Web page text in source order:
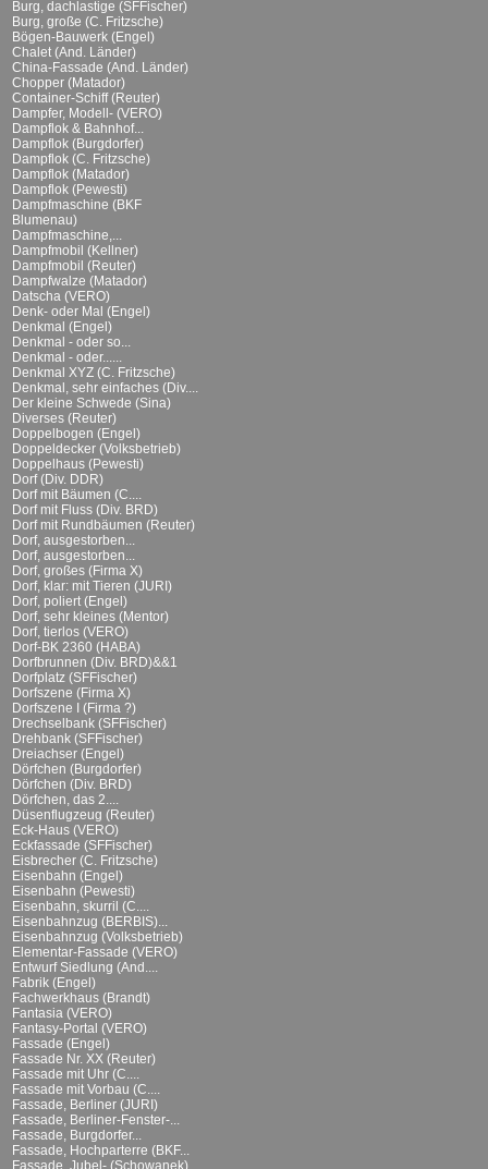
Burg, dachlastige (SFFischer)
Burg, große (C. Fritzsche)
Bögen-Bauwerk (Engel)
Chalet (And. Länder)
China-Fassade (And. Länder)
Chopper (Matador)
Container-Schiff (Reuter)
Dampfer, Modell- (VERO)
Dampflok & Bahnhof...
Dampflok (Burgdorfer)
Dampflok (C. Fritzsche)
Dampflok (Matador)
Dampflok (Pewesti)
Dampfmaschine (BKF
Blumenau)
Dampfmaschine,...
Dampfmobil (Kellner)
Dampfmobil (Reuter)
Dampfwalze (Matador)
Datscha (VERO)
Denk- oder Mal (Engel)
Denkmal (Engel)
Denkmal - oder so...
Denkmal - oder......
Denkmal XYZ (C. Fritzsche)
Denkmal, sehr einfaches (Div....
Der kleine Schwede (Sina)
Diverses (Reuter)
Doppelbogen (Engel)
Doppeldecker (Volksbetrieb)
Doppelhaus (Pewesti)
Dorf (Div. DDR)
Dorf mit Bäumen (C....
Dorf mit Fluss (Div. BRD)
Dorf mit Rundbäumen (Reuter)
Dorf, ausgestorben...
Dorf, ausgestorben...
Dorf, großes (Firma X)
Dorf, klar: mit Tieren (JURI)
Dorf, poliert (Engel)
Dorf, sehr kleines (Mentor)
Dorf, tierlos (VERO)
Dorf-BK 2360 (HABA)
Dorfbrunnen (Div. BRD)&&1
Dorfplatz (SFFischer)
Dorfszene (Firma X)
Dorfszene I (Firma ?)
Drechselbank (SFFischer)
Drehbank (SFFischer)
Dreiachser (Engel)
Dörfchen (Burgdorfer)
Dörfchen (Div. BRD)
Dörfchen, das 2....
Düsenflugzeug (Reuter)
Eck-Haus (VERO)
Eckfassade (SFFischer)
Eisbrecher (C. Fritzsche)
Eisenbahn (Engel)
Eisenbahn (Pewesti)
Eisenbahn, skurril (C....
Eisenbahnzug (BERBIS)...
Eisenbahnzug (Volksbetrieb)
Elementar-Fassade (VERO)
Entwurf Siedlung (And....
Fabrik (Engel)
Fachwerkhaus (Brandt)
Fantasia (VERO)
Fantasy-Portal (VERO)
Fassade (Engel)
Fassade Nr. XX (Reuter)
Fassade mit Uhr (C....
Fassade mit Vorbau (C....
Fassade, Berliner (JURI)
Fassade, Berliner-Fenster-...
Fassade, Burgdorfer...
Fassade, Hochparterre (BKF...
Fassade, Jubel- (Schowanek)